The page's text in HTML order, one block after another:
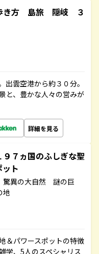
き方 島旅 隠岐 ３
出雲空港から約３０分。
と、豊かな人々の営みが
詳細を見る
７ヵ国のふしぎな聖
ット
異の大自然 謎の巨
地
＆パワースポットの特徴
学、5人のスペシャリス